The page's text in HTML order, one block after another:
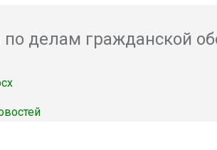
по делам гражданской